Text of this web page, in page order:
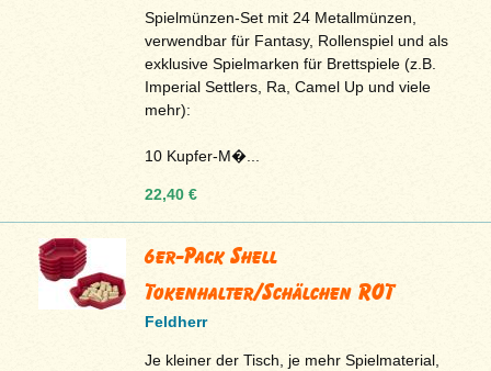
Spielmünzen-Set mit 24 Metallmünzen,
verwendbar für Fantasy, Rollenspiel und als
exklusive Spielmarken für Brettspiele (z.B.
Imperial Settlers, Ra, Camel Up und viele
mehr):
10 Kupfer-M�...
22,40 €
6er-Pack Shell
Tokenhalter/Schälchen ROT
Feldherr
Je kleiner der Tisch, je mehr Spielmaterial,